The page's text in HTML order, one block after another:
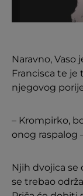
Naravno,
Francisca te je
njegovog
– Krompirko,
onog raspalog
Njih dvojica se
se trebao